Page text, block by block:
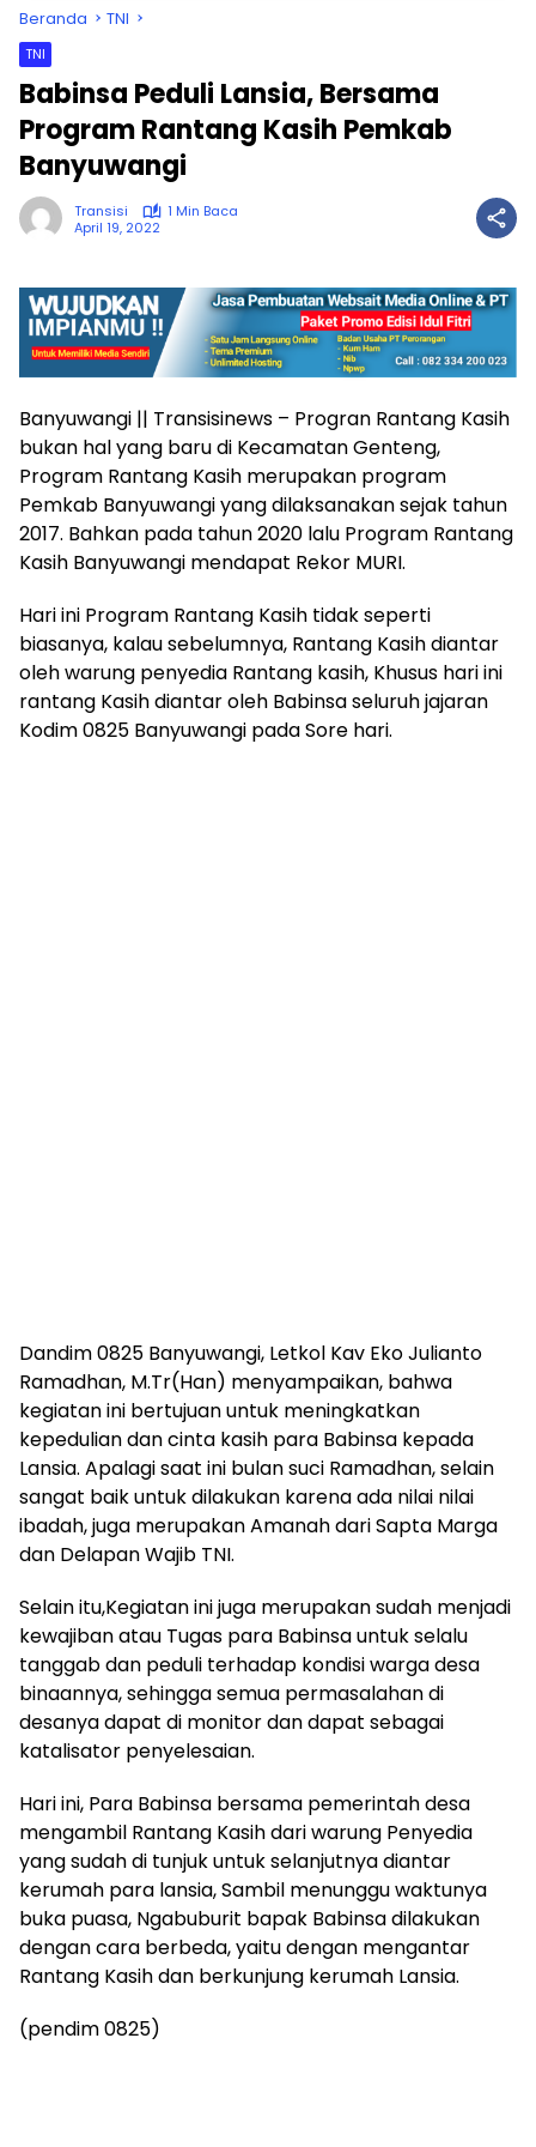
Beranda TNI
TNI
Babinsa Peduli Lansia, Bersama
Program Rantang Kasih Pemkab
Banyuwangi
Transisi
1 Min Baca
April 19, 2022
Banyuwangi || Transisinews – Progran Rantang Kasih
bukan hal yang baru di Kecamatan Genteng,
Program Rantang Kasih merupakan program
Pemkab Banyuwangi yang dilaksanakan sejak tahun
2017. Bahkan pada tahun 2020 lalu Program Rantang
Kasih Banyuwangi mendapat Rekor MURI.
Hari ini Program Rantang Kasih tidak seperti
biasanya, kalau sebelumnya, Rantang Kasih diantar
oleh warung penyedia Rantang kasih, Khusus hari ini
rantang Kasih diantar oleh Babinsa seluruh jajaran
Kodim 0825 Banyuwangi pada Sore hari.
Dandim 0825 Banyuwangi, Letkol Kav Eko Julianto
Ramadhan, M.Tr(Han) menyampaikan, bahwa
kegiatan ini bertujuan untuk meningkatkan
kepedulian dan cinta kasih para Babinsa kepada
Lansia. Apalagi saat ini bulan suci Ramadhan, selain
sangat baik untuk dilakukan karena ada nilai nilai
ibadah, juga merupakan Amanah dari Sapta Marga
dan Delapan Wajib TNI.
Selain itu,Kegiatan ini juga merupakan sudah menjadi
kewajiban atau Tugas para Babinsa untuk selalu
tanggab dan peduli terhadap kondisi warga desa
binaannya, sehingga semua permasalahan di
desanya dapat di monitor dan dapat sebagai
katalisator penyelesaian.
Hari ini, Para Babinsa bersama pemerintah desa
mengambil Rantang Kasih dari warung Penyedia
yang sudah di tunjuk untuk selanjutnya diantar
kerumah para lansia, Sambil menunggu waktunya
buka puasa, Ngabuburit bapak Babinsa dilakukan
dengan cara berbeda, yaitu dengan mengantar
Rantang Kasih dan berkunjung kerumah Lansia.
(pendim 0825)